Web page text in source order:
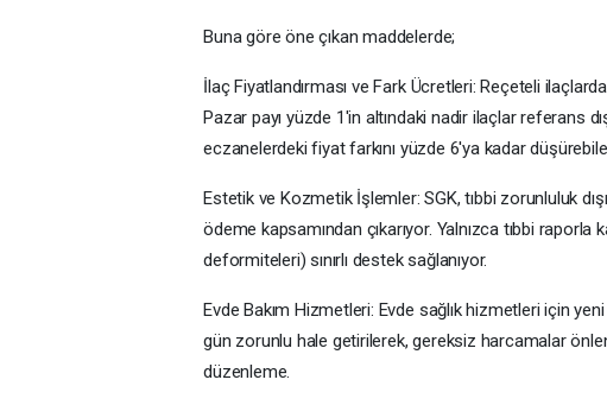
Buna göre öne çıkan maddelerde;
İlaç Fiyatlandırması ve Fark Ücretleri: Reçeteli
Pazar payı yüzde 1'in altındaki nadir ilaçlar referans
eczanelerdeki fiyat farkını yüzde 6'ya kadar
Estetik ve Kozmetik İşlemler: SGK, tıbbi zorunluluk
ödeme kapsamından çıkarıyor. Yalnızca tıbbi
deformiteleri) sınırlı destek sağlanıyor.
Evde Bakım Hizmetleri: Evde sağlık hizmetleri için
gün zorunlu hale getirilerek, gereksiz harcamalar
düzenleme.